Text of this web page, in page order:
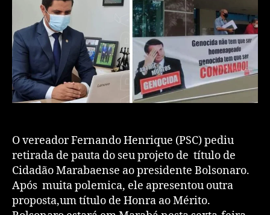
O vereador Fernando Henrique (PSC) pediu
retirada de pauta do seu projeto de título de
Cidadão Marabaense ao presidente Bolsonaro.
Após muita polemica, ele apresentou outra
proposta,um título de Honra ao Mérito.